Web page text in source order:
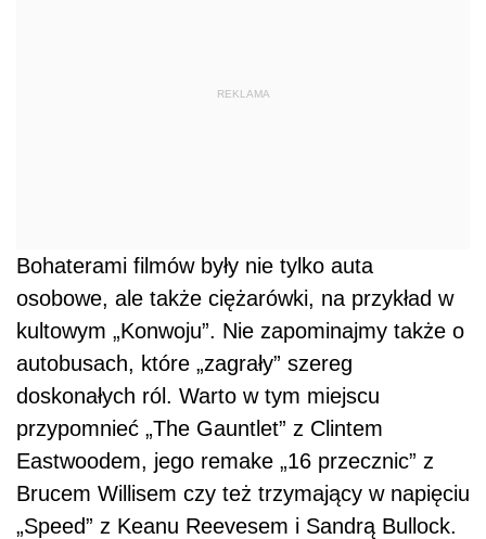
REKLAMA
Bohaterami filmów były nie tylko auta
osobowe, ale także ciężarówki, na przykład w
kultowym „Konwoju”. Nie zapominajmy także o
autobusach, które „zagrały” szereg
doskonałych ról. Warto w tym miejscu
przypomnieć „The Gauntlet” z Clintem
Eastwoodem, jego remake „16 przecznic” z
Brucem Willisem czy też trzymający w napięciu
„Speed” z Keanu Reevesem i Sandrą Bullock.